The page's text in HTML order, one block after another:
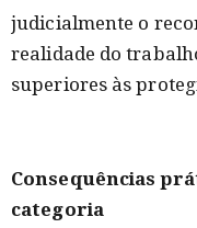
judicialmente o
realidade do
superiores às
Consequências
categoria